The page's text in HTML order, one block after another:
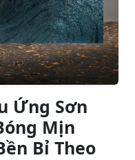
Ứng Sơn
Mịn
Bỉ Theo